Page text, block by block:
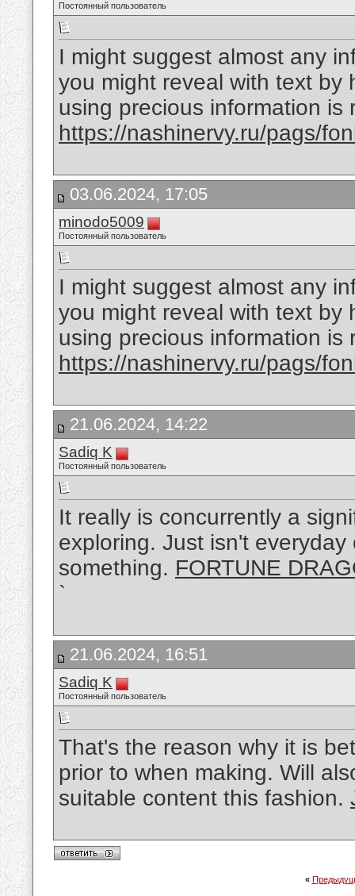
Постоянный пользователь
I might suggest almost any
you might reveal with text by
using precious information is
https://nashinervy.ru/pags/
03.06.2024, 17:05
minodo5009
Постоянный пользователь
I might suggest almost any
you might reveal with text by
using precious information is
https://nashinervy.ru/pags/
21.06.2024, 14:22
Sadiq K
Постоянный пользователь
It really is concurrently a
exploring. Just isn't
something. FORTUNE
`
21.06.2024, 16:51
Sadiq K
Постоянный пользователь
That's the reason why it is
prior to when making. Will
suitable content this fashion.
«